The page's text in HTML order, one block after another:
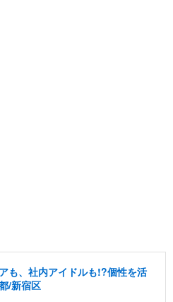
も、社内アイドルも!?個性を活
/新宿区